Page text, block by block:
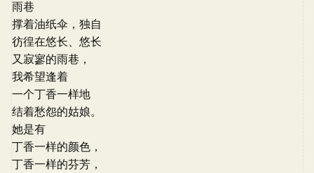
雨巷
撑着油纸伞，独自
彷徨在悠长、悠长
又寂寥的雨巷，
我希望逢着
一个丁香一样地
结着愁怨的姑娘。
她是有
丁香一样的颜色，
丁香一样的芬芳，